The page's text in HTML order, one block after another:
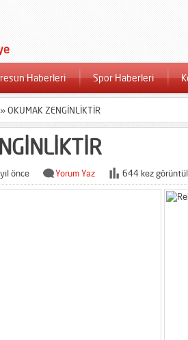
Haberleri Spor Haberleri
»OKUMAK ZENGİNLİKTİR
önce Yorum Yaz 644 kez